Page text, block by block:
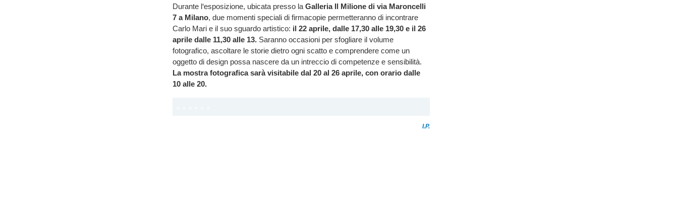
Durante l‘esposizione, ubicata presso la Galleria Il Milione di via Maroncelli
7 a Milano, due momenti speciali di firmacopie permetteranno di incontrare
Carlo Mari e il suo sguardo artistico: il 22 aprile, dalle 17,30 alle 19,30 e il 26
aprile dalle 11,30 alle 13. Saranno occasioni per sfogliare il volume
fotografico, ascoltare le storie dietro ogni scatto e comprendere come un
oggetto di design possa nascere da un intreccio di competenze e sensibilità.
La mostra fotografica sarà visitabile dal 20 al 26 aprile, con orario dalle
10 alle 20.
I.P.